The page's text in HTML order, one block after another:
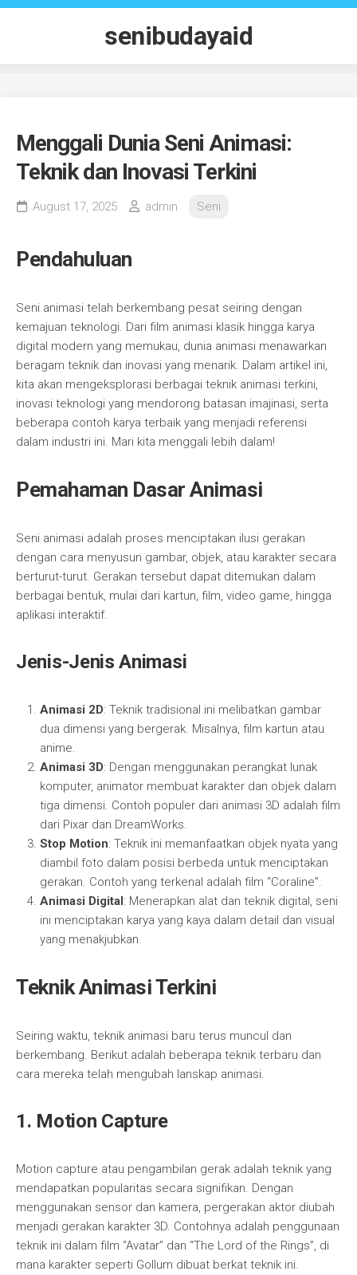
Skip
senibudayaid
Menggali Dunia Seni Animasi:
Teknik dan Inovasi Terkini
August 17, 2025 admin Seni
Pendahuluan
Seni animasi telah berkembang pesat seiring dengan
kemajuan teknologi. Dari film animasi klasik hingga karya
digital modern yang memukau, dunia animasi menawarkan
beragam teknik dan inovasi yang menarik. Dalam artikel ini,
kita akan mengeksplorasi berbagai teknik animasi terkini,
inovasi teknologi yang mendorong batasan imajinasi, serta
beberapa contoh karya terbaik yang menjadi referensi
dalam industri ini. Mari kita menggali lebih dalam!
Pemahaman Dasar Animasi
Seni animasi adalah proses menciptakan ilusi gerakan
dengan cara menyusun gambar, objek, atau karakter secara
berturut-turut. Gerakan tersebut dapat ditemukan dalam
berbagai bentuk, mulai dari kartun, film, video game, hingga
aplikasi interaktif.
Jenis-Jenis Animasi
Animasi 2D: Teknik tradisional ini melibatkan gambar
dua dimensi yang bergerak. Misalnya, film kartun atau
anime.
Animasi 3D: Dengan menggunakan perangkat lunak
komputer, animator membuat karakter dan objek dalam
tiga dimensi. Contoh populer dari animasi 3D adalah film
dari Pixar dan DreamWorks.
Stop Motion: Teknik ini memanfaatkan objek nyata yang
diambil foto dalam posisi berbeda untuk menciptakan
gerakan. Contoh yang terkenal adalah film “Coraline”.
Animasi Digital: Menerapkan alat dan teknik digital, seni
ini menciptakan karya yang kaya dalam detail dan visual
yang menakjubkan.
Teknik Animasi Terkini
Seiring waktu, teknik animasi baru terus muncul dan
berkembang. Berikut adalah beberapa teknik terbaru dan
cara mereka telah mengubah lanskap animasi.
1. Motion Capture
Motion capture atau pengambilan gerak adalah teknik yang
mendapatkan popularitas secara signifikan. Dengan
menggunakan sensor dan kamera, pergerakan aktor diubah
menjadi gerakan karakter 3D. Contohnya adalah penggunaan
teknik ini dalam film “Avatar” dan “The Lord of the Rings”, di
mana karakter seperti Gollum dibuat berkat teknik ini.